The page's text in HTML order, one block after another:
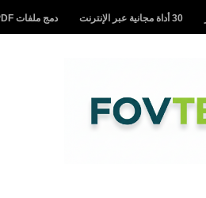
30 أداة مجانية عبر الإنترنت دمج ملفات PDF